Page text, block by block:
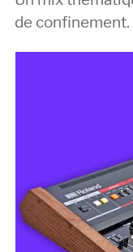
de confinement.